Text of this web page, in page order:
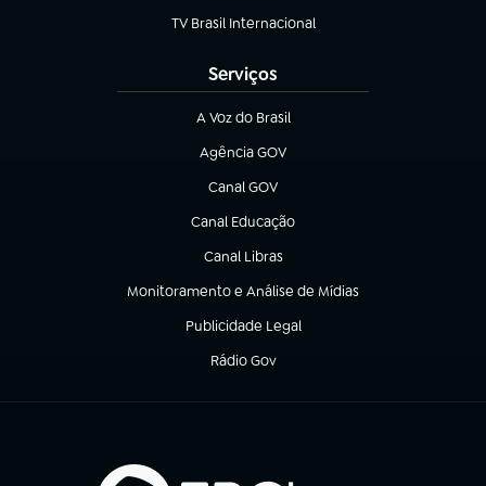
TV Brasil Internacional
(abre em nova aba)
Serviços
A Voz do Brasil
(abre em nova aba)
Agência GOV
(abre em nova aba)
Canal GOV
(abre em nova aba)
Canal Educação
(abre em nova aba)
Canal Libras
(abre em nova aba)
Monitoramento e Análise de Mídias
(abre em nova aba)
Publicidade Legal
(abre em nova aba)
Rádio Gov
(abre em nova aba)